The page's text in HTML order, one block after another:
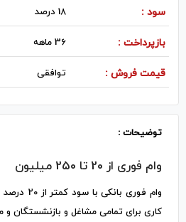
سود : 18 درصد
بازپرداخت : 36 ماهه
قیمت فروش : توافقی
توضیحات :
وام فوری از 20 تا 250 میلیون
کاری برای تمامی مشاغل و بازنشستگان و